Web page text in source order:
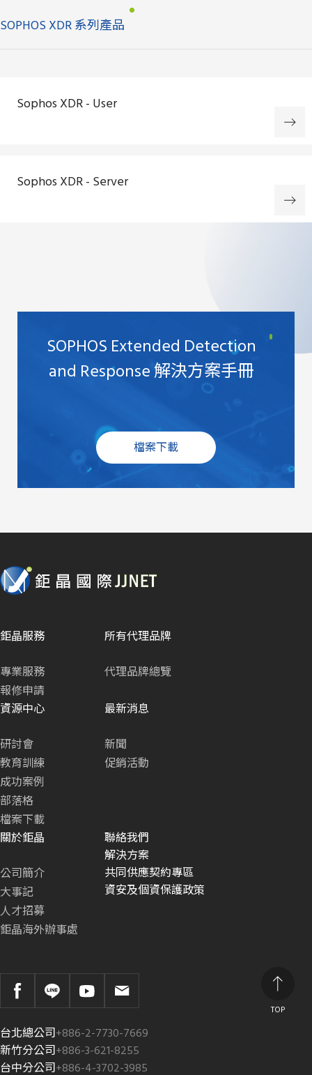
SOPHOS XDR 系列產品
Sophos XDR - User
Sophos XDR - Server
SOPHOS Extended Detection
and Response 解決方案手冊
檔案下載
TOP
鉅晶服務
專業服務
報修申請
所有代理品牌
代理品牌總覽
資源中心
研討會
教育訓練
成功案例
部落格
檔案下載
最新消息
新聞
促銷活動
關於鉅晶
公司簡介
大事記
人才招募
鉅晶海外辦事處
聯絡我們
解決方案
共同供應契約專區
資安及個資保護政策
台北總公司+886-2-7730-7669
新竹分公司+886-3-621-8255
台中分公司+886-4-3702-3985